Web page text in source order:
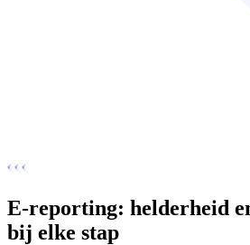
E-reporting: helderheid
bij elke stap